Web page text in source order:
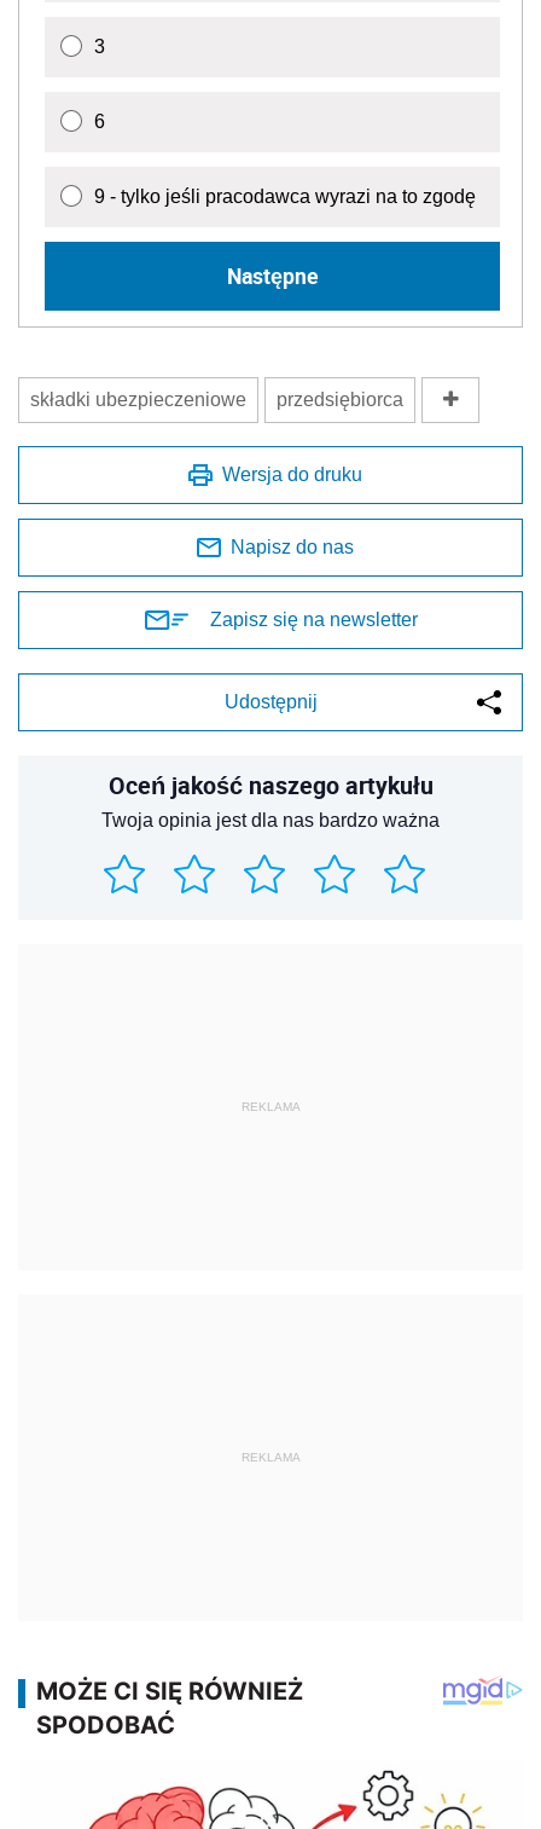
3
6
9 - tylko jeśli pracodawca wyrazi na to zgodę
Następne
składki ubezpieczeniowe przedsiębiorca
Wersja do druku
Napisz do nas
Zapisz się na newsletter
Udostępnij
Oceń jakość naszego artykułu
Twoja opinia jest dla nas bardzo ważna
REKLAMA
REKLAMA